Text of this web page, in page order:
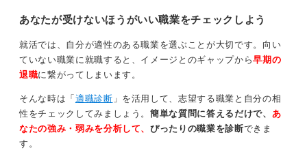
誤字脱字に注意を払うことはもちろん、提出期限を厳守
や細かな配慮ができる人物であるという信頼を積み重ね
ましょう。
ち、あなた自身の独自の視点を誠実な言葉で届けること
で、その後の選考を有利に進めるための種を撒いてくだ
さい。
て、キャリアコンサルタントのアド
バイスを交えつつ解説します。
あなたが受けないほうがいい職業をチェックしよう
就活では、自分が適性のある職業を選ぶことが大切です。向い
ていない職業に就職すると、イメージとのギャップから早期の
退職に繋がってしまいます。
そんな時は「 適職診断 」を活用して、志望する職業と自分の相
性をチェックしてみましょう。簡単な質問に答えるだけで、 あ
なたの強み・弱みを分析して、ぴったりの職業を診断できま
す。